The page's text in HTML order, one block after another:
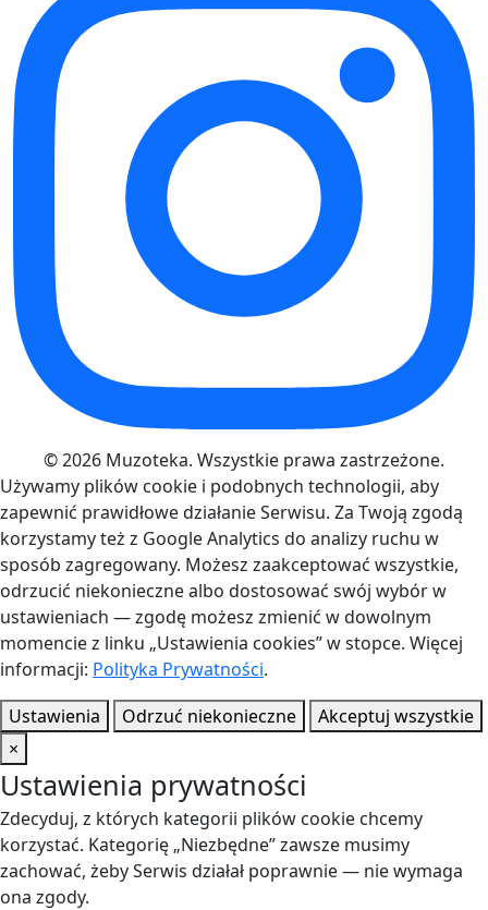
© 2026 Muzoteka. Wszystkie prawa zastrzeżone.
Używamy plików cookie i podobnych technologii, aby
zapewnić prawidłowe działanie Serwisu. Za Twoją zgodą
korzystamy też z Google Analytics do analizy ruchu w
sposób zagregowany. Możesz zaakceptować wszystkie,
odrzucić niekonieczne albo dostosować swój wybór w
ustawieniach — zgodę możesz zmienić w dowolnym
momencie z linku „Ustawienia cookies” w stopce. Więcej
informacji: Polityka Prywatności.
Ustawienia
Odrzuć niekonieczne
Akceptuj wszystkie
×
Ustawienia prywatności
Zdecyduj, z których kategorii plików cookie chcemy
korzystać. Kategorię „Niezbędne” zawsze musimy
zachować, żeby Serwis działał poprawnie — nie wymaga
ona zgody.